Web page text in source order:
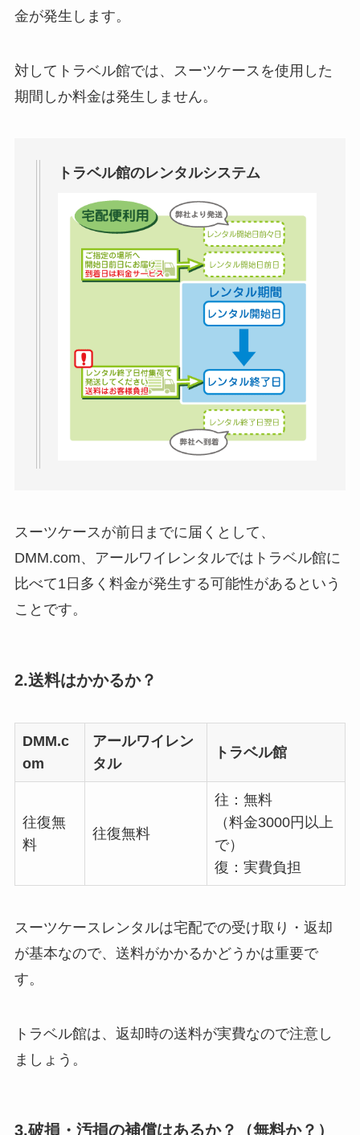
金が発生します。
対してトラベル館では、スーツケースを使用した
期間しか料金は発生しません。
トラベル館のレンタルシステム
スーツケースが前日までに届くとして、
DMM.com、アールワイレンタルではトラベル館に
比べて1日多く料金が発生する可能性があるという
ことです。
2.送料はかかるか？
DMM.c
om
アールワイレン
タル
トラベル館
往復無
料
往復無料
往：無料
（料金3000円以上
で）
復：実費負担
スーツケースレンタルは宅配での受け取り・返却
が基本なので、送料がかかるかどうかは重要で
す。
トラベル館は、返却時の送料が実費なので注意し
ましょう。
3.破損・汚損の補償はあるか？（無料か？）